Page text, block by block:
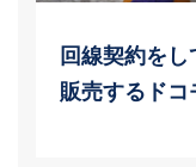
回線契約を
販売するドコ